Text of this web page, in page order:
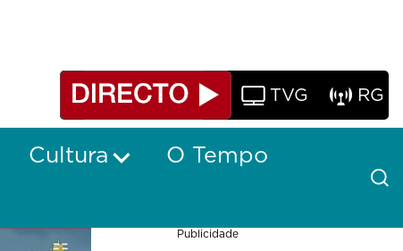
TVG RG
Cultura
O Tempo
Publicidade